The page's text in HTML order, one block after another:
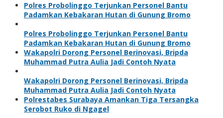
Polres Probolinggo Terjunkan Personel Bantu
Padamkan Kebakaran Hutan di Gunung Bromo
Polres Probolinggo Terjunkan Personel Bantu
Padamkan Kebakaran Hutan di Gunung Bromo
Wakapolri Dorong Personel Berinovasi, Bripda
Muhammad Putra Aulia Jadi Contoh Nyata
Wakapolri Dorong Personel Berinovasi, Bripda
Muhammad Putra Aulia Jadi Contoh Nyata
Polrestabes Surabaya Amankan Tiga Tersangka
Serobot Ruko di Ngagel